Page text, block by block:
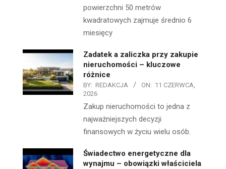
powierzchni 50 metrów
kwadratowych zajmuje średnio 6
miesięcy
Zadatek a zaliczka przy zakupie
nieruchomości – kluczowe
różnice
BY: REDAKCJA ON: 11 CZERWCA,
2026
Zakup nieruchomości to jedna z
najważniejszych decyzji
finansowych w życiu wielu osób.
Świadectwo energetyczne dla
wynajmu – obowiązki właściciela